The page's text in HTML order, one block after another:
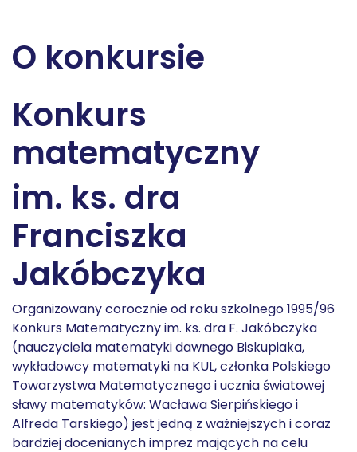
O konkursie
Konkurs
matematyczny
im. ks. dra
Franciszka
Jakóbczyka
Organizowany corocznie od roku szkolnego 1995/96
Konkurs Matematyczny im. ks. dra F. Jakóbczyka
(nauczyciela matematyki dawnego Biskupiaka,
wykładowcy matematyki na KUL, członka Polskiego
Towarzystwa Matematycznego i ucznia światowej
sławy matematyków: Wacława Sierpińskiego i
Alfreda Tarskiego) jest jedną z ważniejszych i coraz
bardziej docenianych imprez mających na celu